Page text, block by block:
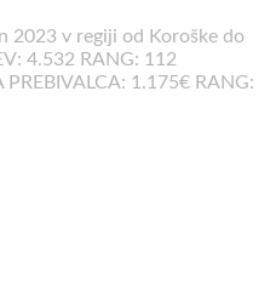
2023 v regiji od Koroške do
4.532 RANG: 112
1.175€ RANG: